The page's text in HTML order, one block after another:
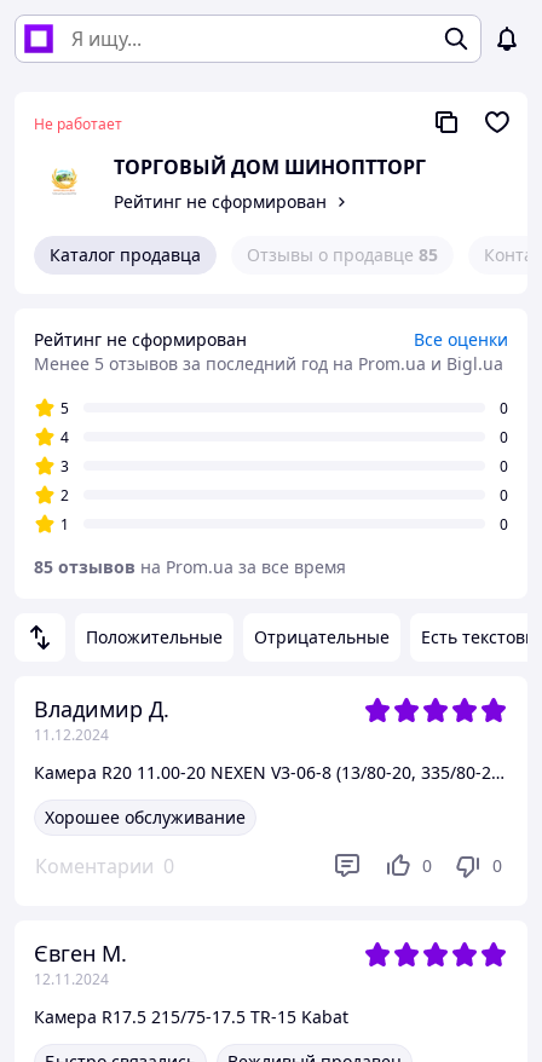
Не работает
ТОРГОВЫЙ ДОМ ШИНОПТТОРГ
Рейтинг не сформирован
Каталог продавца Отзывы о продавце 85
Положительные Отрицательные Есть
Владимир Д.
11.12.2024
Камера R20 11.00-20 NEXEN V3-06-8 (13/80-20, 335/80-20, E20 PILOTE)
Хорошее обслуживание
Коментарии 0 0 0
Євген М.
12.11.2024
Камера R17.5 215/75-17.5 TR-15 Kabat
Рейтинг не сформирован
Все оценки
Менее 5 отзывов за последний год на Prom.ua и Bigl.ua
5
0
4
0
3
0
2
0
1
0
85 отзывов на Prom.ua за все время